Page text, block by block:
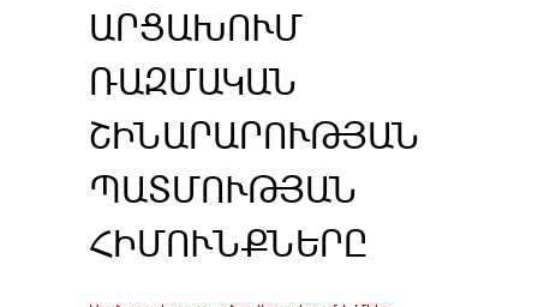
ԱՐՑԱԽՈՒՄ
ՌԱԶՄԱԿԱՆ
ՇԻՆԱՐԱՐՈՒԹՅԱՆ
ՊԱՏՄՈՒԹՅԱՆ
ՀԻՄՈՒՆՔՆԵՐԸ